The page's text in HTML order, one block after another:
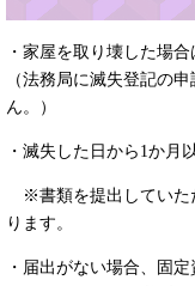
・家屋を取り壊した場
（法務局に滅失登記の
ん。）
・滅失した日から1か月
※書類を提出していた
ります。
・届出がない場合、固